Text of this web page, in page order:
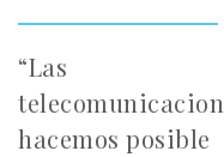
“Las
hacemos posible